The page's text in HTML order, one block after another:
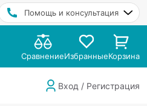
Помощь и консультация
СравнениеИзбранныеКорзина
Вход / Регистрация